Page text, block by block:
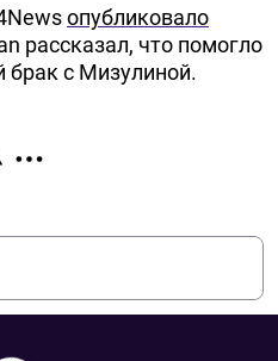
опубликовало
рассказал, что помогло
брак с Мизулиной.